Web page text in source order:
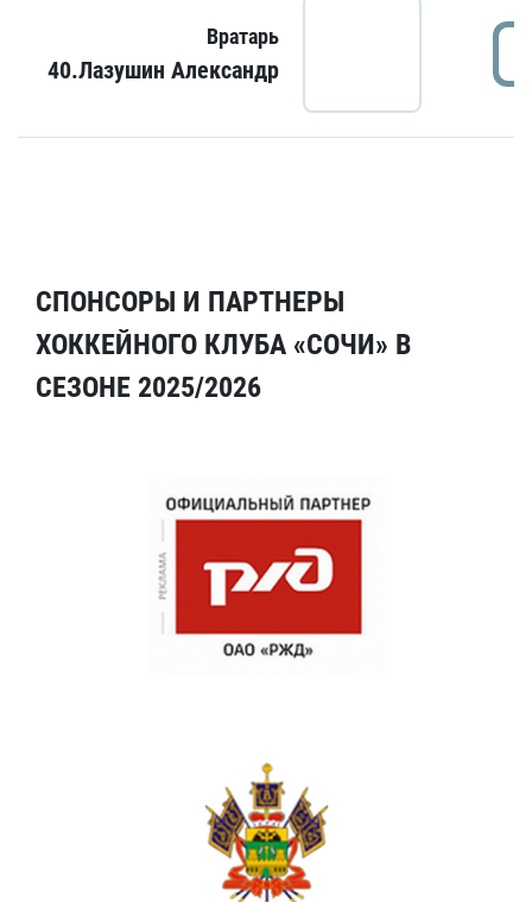
Вратарь
40.Лазушин Александр
СПОНСОРЫ И ПАРТНЕРЫ
ХОККЕЙНОГО КЛУБА «СОЧИ» В
СЕЗОНЕ 2025/2026